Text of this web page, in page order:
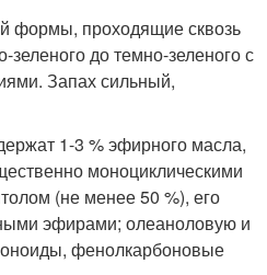
формы, проходящие сквозь
зеленого до темно-зеленого с
Запах сильный,
1-3 % эфирного масла,
моноциклическими
(не менее 50 %), его
эфирами; олеаноловую и
фенолкарбоновые